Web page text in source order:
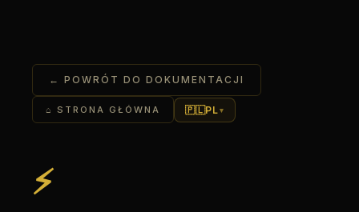
← POWRÓT DO DOKUMENTACJI
⌂ STRONA GŁÓWNA 🇵🇱PL▾
⚡